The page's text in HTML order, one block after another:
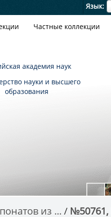
Язык
Частные коллекции
академия наук
науки и высшего
образования
из ... №50761,